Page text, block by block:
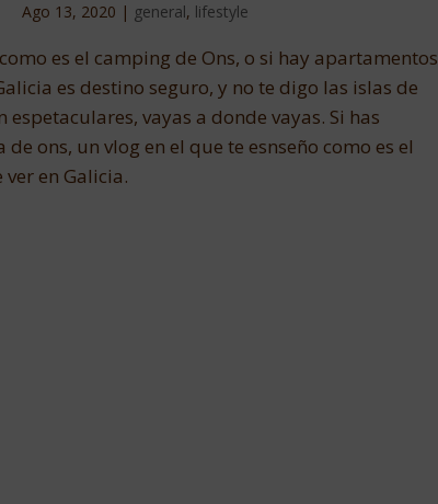
Ago 13, 2020 | general, lifestyle
es el camping de Ons, o si hay apartamentos
es destino seguro, y no te digo las islas de
vayas a donde vayas. Si has
ons, un vlog en el que te esnseño como es el
en Galicia.